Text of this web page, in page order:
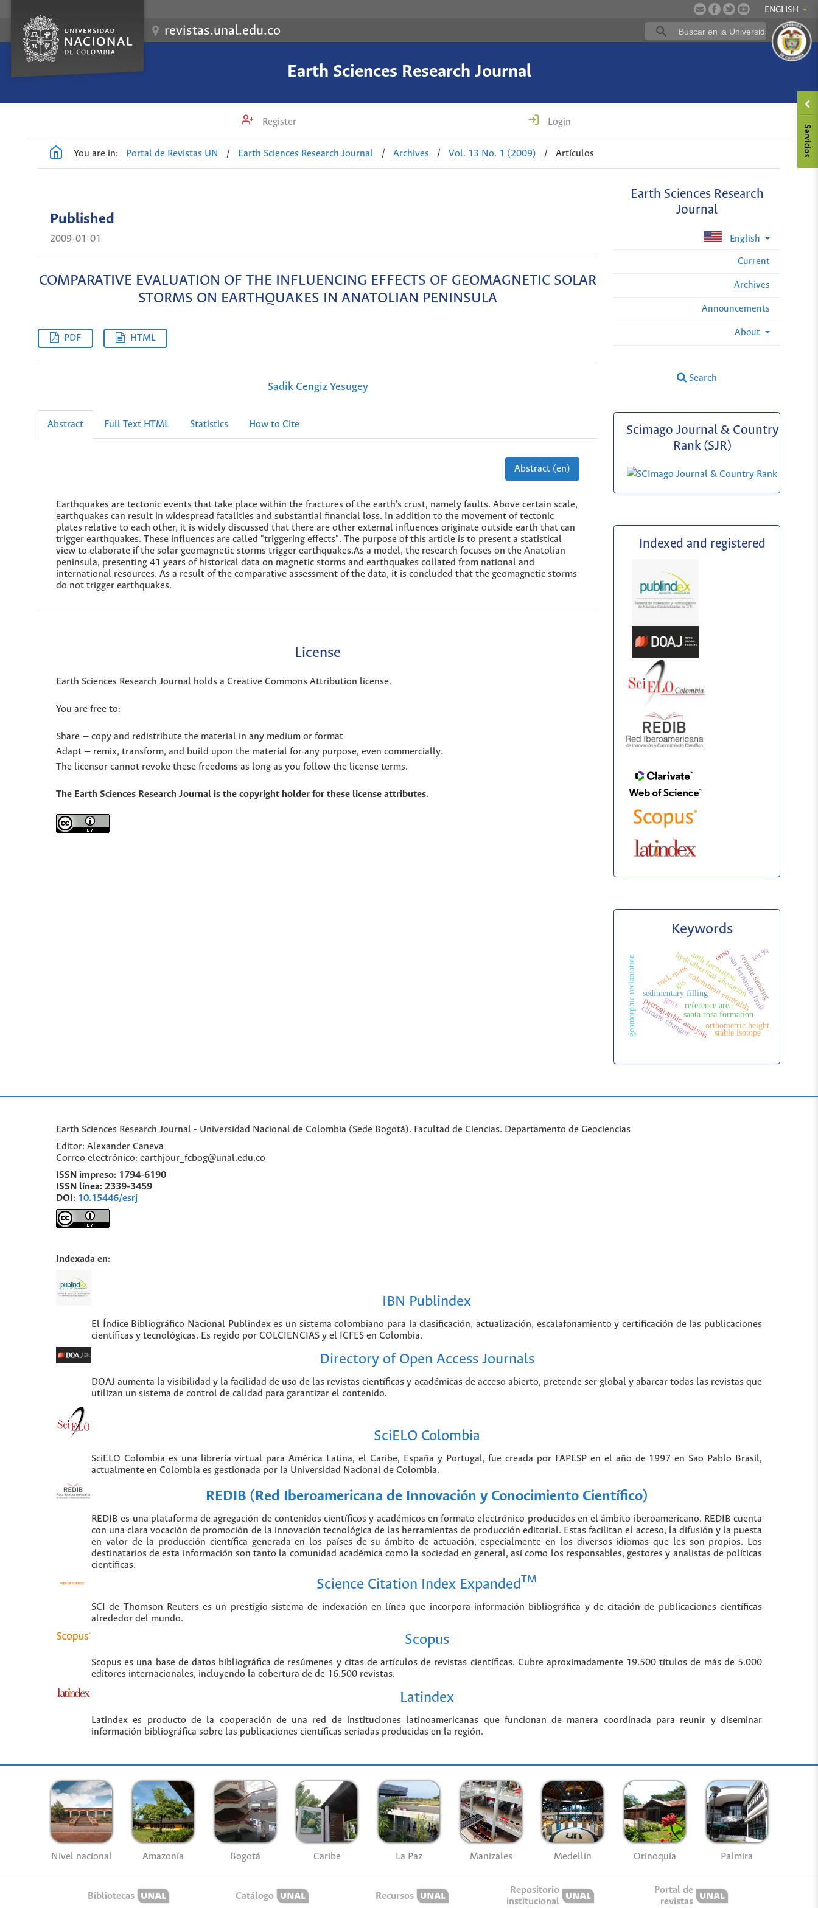
ENGLISH
revistas.unal.edu.co
Earth Sciences Research Journal
Register Login
You are in: Portal de Revistas UN / Earth Sciences Research Journal / Archives / Vol. 13 No. 1 (2009) / Artículos
Earth Sciences Research
Journal
English
Current
Archives
Announcements
About
Search
Published
2009-01-01
COMPARATIVE EVALUATION OF THE INFLUENCING EFFECTS OF GEOMAGNETIC SOLAR
STORMS ON EARTHQUAKES IN ANATOLIAN PENINSULA
PDF HTML
Sadik Cengiz Yesugey
Abstract Full Text HTML Statistics How to Cite
Abstract (en)
Earthquakes are tectonic events that take place within the fractures of the earth's crust, namely faults. Above certain scale,
earthquakes can result in widespread fatalities and substantial financial loss. In addition to the movement of tectonic
plates relative to each other, it is widely discussed that there are other external influences originate outside earth that can
trigger earthquakes. These influences are called "triggering effects". The purpose of this article is to present a statistical
view to elaborate if the solar geomagnetic storms trigger earthquakes.As a model, the research focuses on the Anatolian
peninsula, presenting 41 years of historical data on magnetic storms and earthquakes collated from national and
international resources. As a result of the comparative assessment of the data, it is concluded that the geomagnetic storms
do not trigger earthquakes.
License
Earth Sciences Research Journal holds a Creative Commons Attribution license.
You are free to:
Share — copy and redistribute the material in any medium or format
Adapt — remix, transform, and build upon the material for any purpose, even commercially.
The licensor cannot revoke these freedoms as long as you follow the license terms.
The Earth Sciences Research Journal is the copyright holder for these license attributes.
Scimago Journal & Country
Rank (SJR)
Indexed and registered
Keywords
colombian emeralds
hydrothermal alteration
santa rosa formation
san fernando fault
petrographic analysis
amb formation
sedimentary filling
geomorphic reclamation reference area
remote sensing
gis
rock mass
enso
gnss
orthometric height.
stable isotope
climate changes
toc%
Earth Sciences Research Journal - Universidad Nacional de Colombia (Sede Bogotá). Facultad de Ciencias. Departamento de Geociencias
Editor: Alexander Caneva
Correo electrónico: earthjour_fcbog@unal.edu.co
ISSN impreso: 1794-6190
ISSN línea: 2339-3459
DOI: 10.15446/esrj
Indexada en:
IBN Publindex
El Índice Bibliográfico Nacional Publindex es un sistema colombiano para la clasificación, actualización, escalafonamiento y certificación de las publicaciones
científicas y tecnológicas. Es regido por COLCIENCIAS y el ICFES en Colombia.
Directory of Open Access Journals
DOAJ aumenta la visibilidad y la facilidad de uso de las revistas científicas y académicas de acceso abierto, pretende ser global y abarcar todas las revistas que
utilizan un sistema de control de calidad para garantizar el contenido.
SciELO Colombia
SciELO Colombia es una librería virtual para América Latina, el Caribe, España y Portugal, fue creada por FAPESP en el año de 1997 en Sao Pablo Brasil,
actualmente en Colombia es gestionada por la Universidad Nacional de Colombia.
REDIB (Red Iberoamericana de Innovación y Conocimiento Científico)
REDIB es una plataforma de agregación de contenidos científicos y académicos en formato electrónico producidos en el ámbito iberoamericano. REDIB cuenta
con una clara vocación de promoción de la innovación tecnológica de las herramientas de producción editorial. Estas facilitan el acceso, la difusión y la puesta
en valor de la producción científica generada en los países de su ámbito de actuación, especialmente en los diversos idiomas que les son propios. Los
destinatarios de esta información son tanto la comunidad académica como la sociedad en general, así como los responsables, gestores y analistas de políticas
científicas.
Science Citation Index ExpandedTM
SCI de Thomson Reuters es un prestigio sistema de indexación en línea que incorpora información bibliográfica y de citación de publicaciones científicas
alrededor del mundo.
Scopus
Scopus es una base de datos bibliográfica de resúmenes y citas de artículos de revistas científicas. Cubre aproximadamente 19.500 títulos de más de 5.000
editores internacionales, incluyendo la cobertura de de 16.500 revistas.
Latindex
Latindex es producto de la cooperación de una red de instituciones latinoamericanas que funcionan de manera coordinada para reunir y diseminar
información bibliográfica sobre las publicaciones científicas seriadas producidas en la región.
Nivel nacional Amazonía Bogotá Caribe La Paz Manizales Medellín Orinoquía Palmira
Bibliotecas Catálogo Recursos
Repositorio
institucional
Portal de
revistas